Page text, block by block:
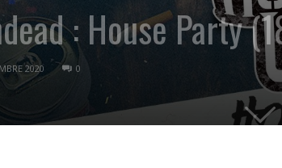
: House Party
2020 0